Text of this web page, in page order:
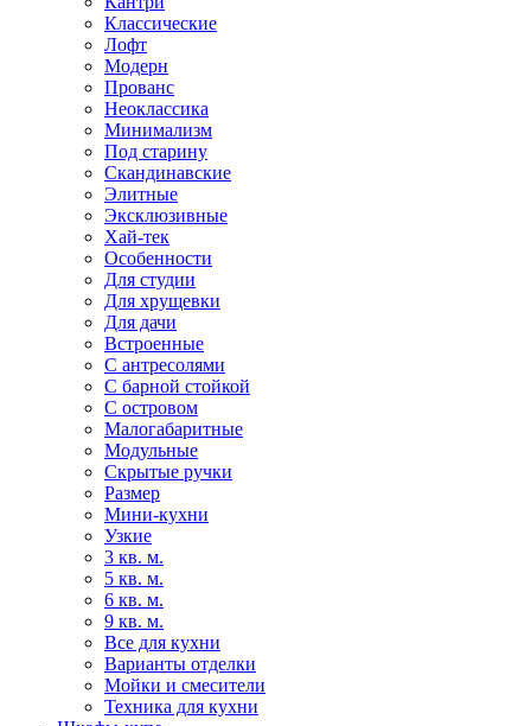
Классические
Лофт
Модерн
Прованс
Неоклассика
Минимализм
Под старину
Скандинавские
Элитные
Эксклюзивные
Хай-тек
Особенности
Для студии
Для хрущевки
Для дачи
Встроенные
С антресолями
С барной стойкой
С островом
Малогабаритные
Модульные
Скрытые ручки
Размер
Мини-кухни
Узкие
3 кв. м.
5 кв. м.
6 кв. м.
9 кв. м.
Все для кухни
Варианты отделки
Мойки и смесители
Техника для кухни